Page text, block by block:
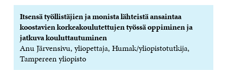
K
U
N
A
S
U
N
A
S
S
A
K
U
N
A
K
K
N
Itsensä työllistäjien ja monista lähteistä ansaintaa
koostavien korkeakoulutettujen työssä oppiminen ja
jatkuva kouluttautuminen
Anu Järvensivu, yliopettaja, Humak/yliopistotutkija,
Tampereen yliopisto